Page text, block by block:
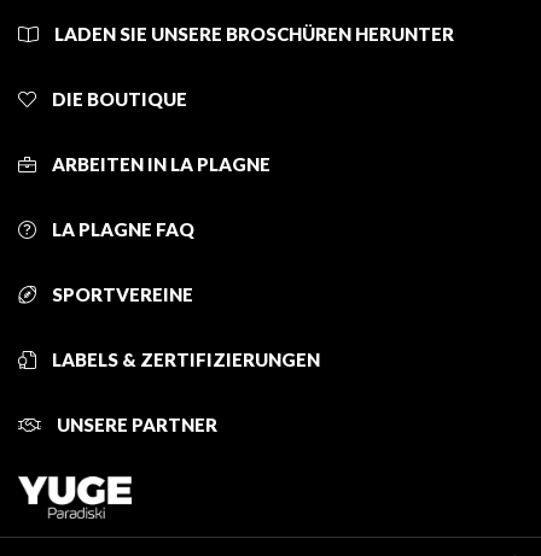
LADEN SIE UNSERE BROSCHÜREN HERUNTER
DIE BOUTIQUE
ARBEITEN IN LA PLAGNE
LA PLAGNE FAQ
SPORTVEREINE
LABELS & ZERTIFIZIERUNGEN
UNSERE PARTNER